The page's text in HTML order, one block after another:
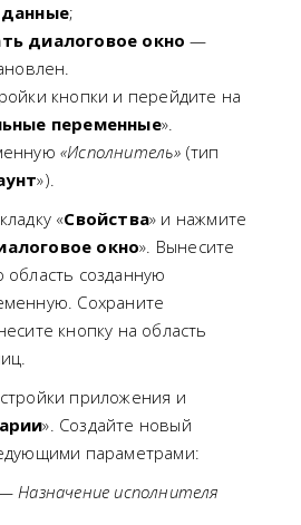
;
диалоговое окно —
кнопки и перейдите на
переменные».
«Исполнитель» (тип
»).
«Свойства» и нажмите
окно». Вынесите
созданную
Сохраните
кнопку на область
приложения и
». Создайте новый
параметрами:
Назначение исполнителя